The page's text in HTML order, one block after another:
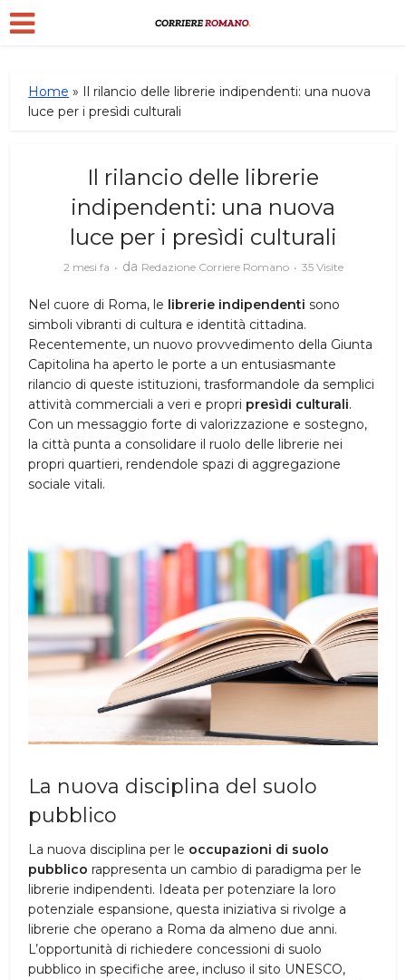
Home » Il rilancio delle librerie indipendenti: una nuova
luce per i presìdi culturali
Il rilancio delle librerie
indipendenti: una nuova
luce per i presìdi culturali
2 mesi fa da Redazione Corriere Romano 35 Visite
Nel cuore di Roma, le librerie indipendenti sono
simboli vibranti di cultura e identità cittadina.
Recentemente, un nuovo provvedimento della Giunta
Capitolina ha aperto le porte a un entusiasmante
rilancio di queste istituzioni, trasformandole da semplici
attività commerciali a veri e propri presìdi culturali.
Con un messaggio forte di valorizzazione e sostegno,
la città punta a consolidare il ruolo delle librerie nei
propri quartieri, rendendole spazi di aggregazione
sociale vitali.
La nuova disciplina del suolo
pubblico
La nuova disciplina per le occupazioni di suolo
pubblico rappresenta un cambio di paradigma per le
librerie indipendenti. Ideata per potenziare la loro
potenziale espansione, questa iniziativa si rivolge a
librerie che operano a Roma da almeno due anni.
L’opportunità di richiedere concessioni di suolo
pubblico in specifiche aree, incluso il sito UNESCO,